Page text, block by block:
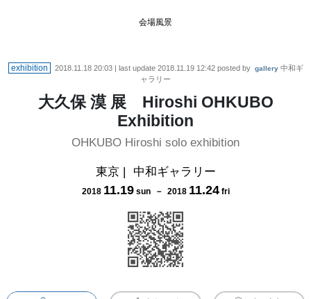
会場風景
exhibition 2018.11.18 20:03| last update 2018.11.19 12:42posted by gallery 中和ギ
ャラリー
大久保 漠 展 Hiroshi OHKUBO
Exhibition
OHKUBO Hiroshi solo exhibition
東京| 中和ギャラリー
2018 11.19 sun－ 2018 11.24 fri